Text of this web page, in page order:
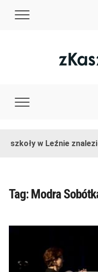
szkoły w Leźnie
Tag: Modra